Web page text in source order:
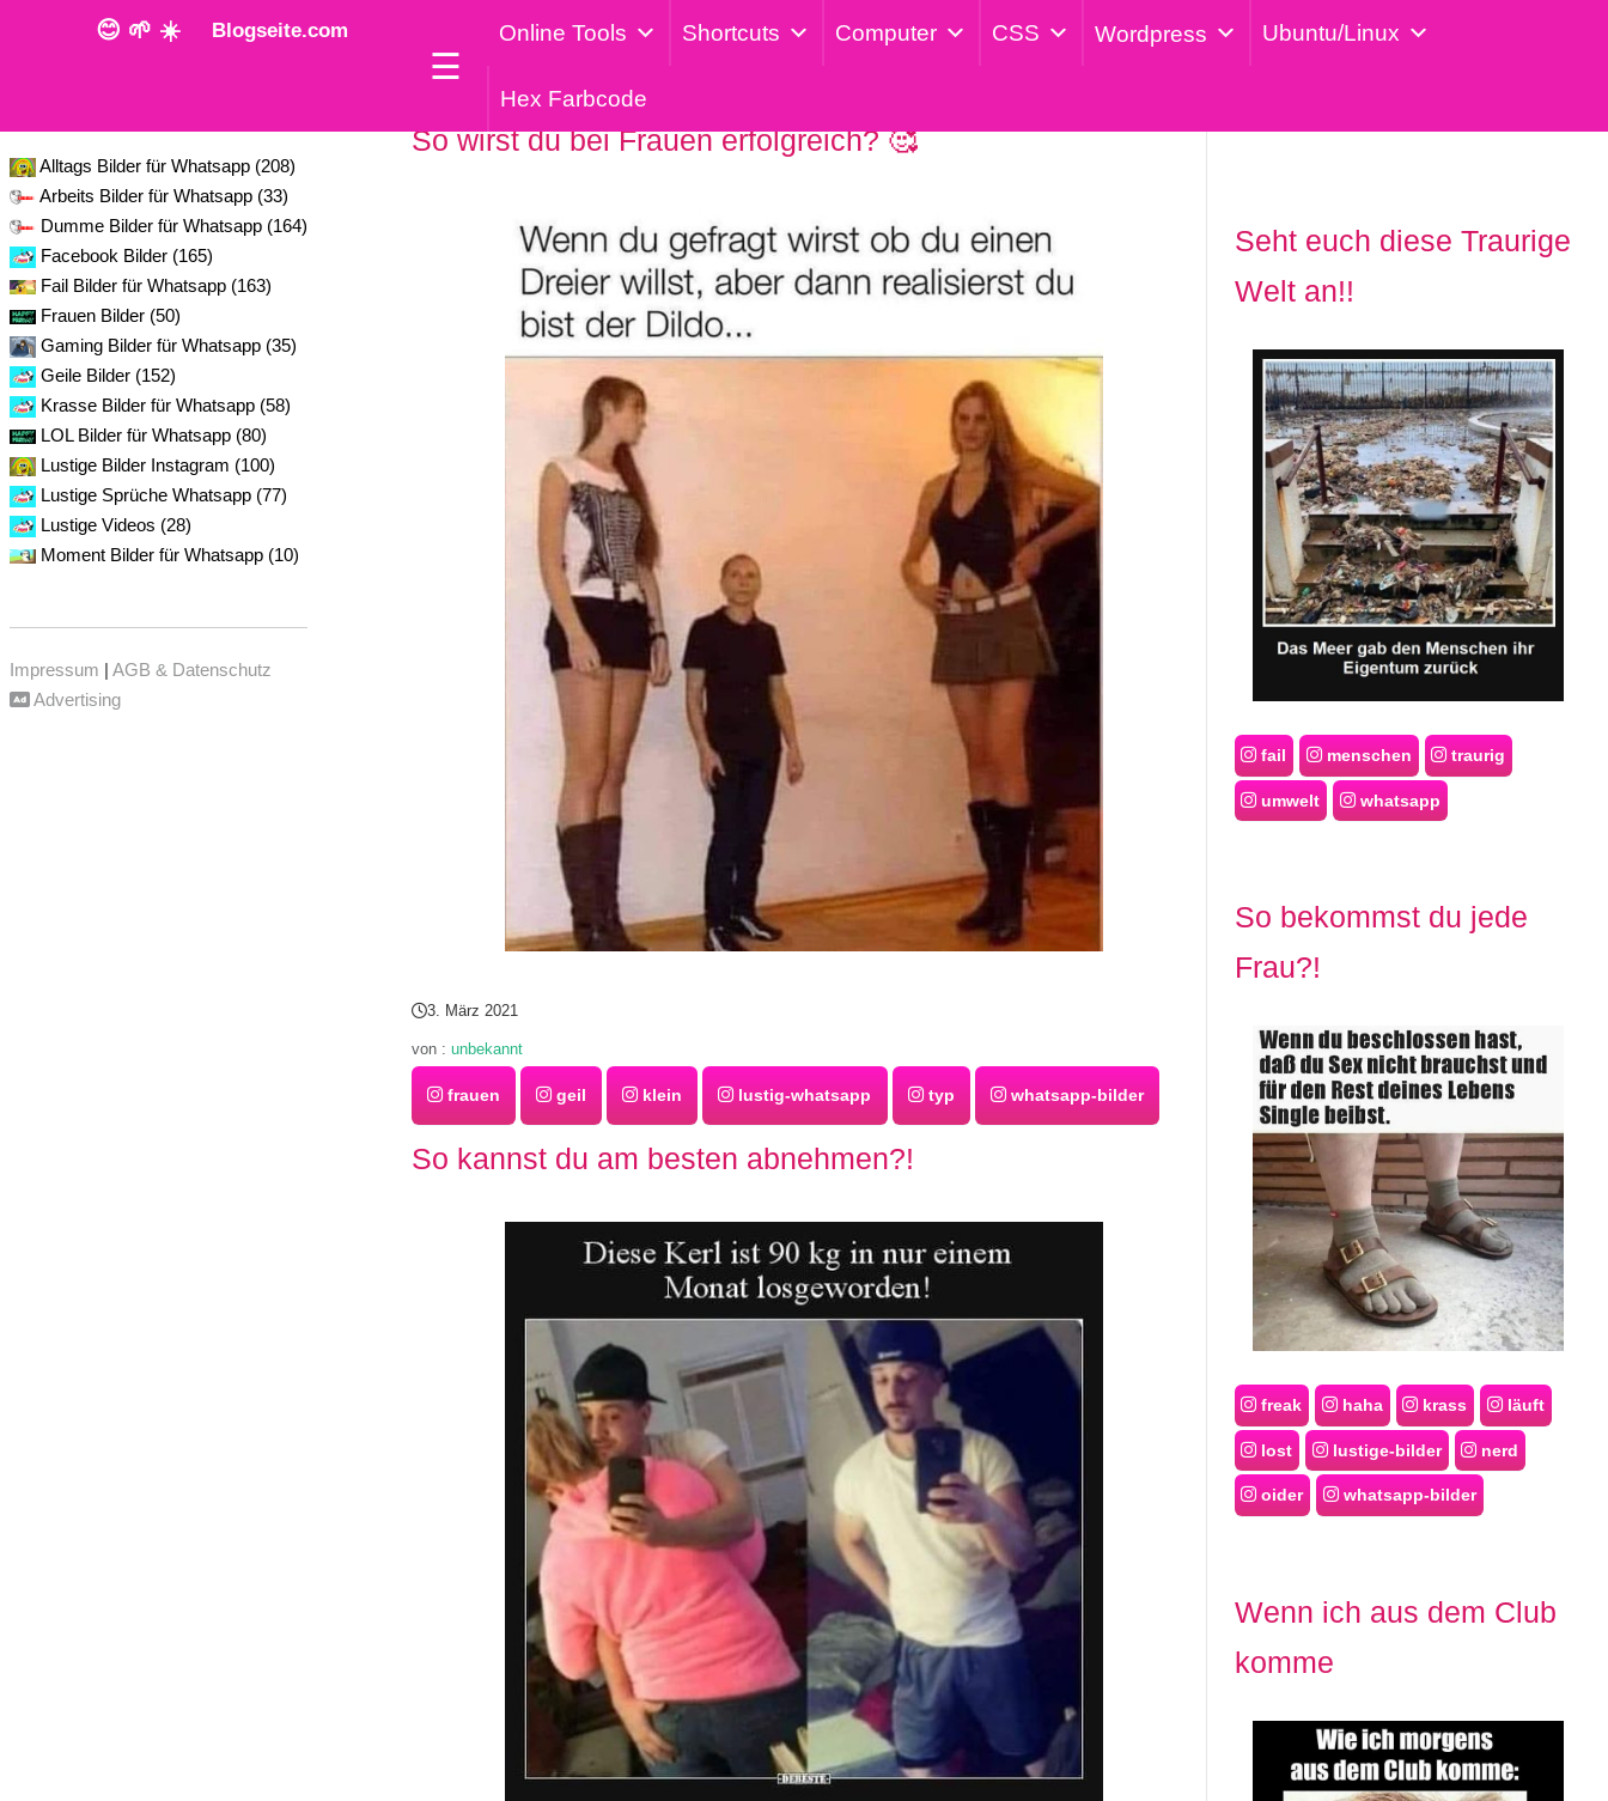
😊 🌱 ☀️ Blogseite.com
☰
Online Tools Shortcuts Computer CSS Wordpress Ubuntu/Linux
Hex Farbcode
Alltags Bilder für Whatsapp (208)
Arbeits Bilder für Whatsapp (33)
Dumme Bilder für Whatsapp (164)
Facebook Bilder (165)
Fail Bilder für Whatsapp (163)
Frauen Bilder (50)
Gaming Bilder für Whatsapp (35)
Geile Bilder (152)
Krasse Bilder für Whatsapp (58)
LOL Bilder für Whatsapp (80)
Lustige Bilder Instagram (100)
Lustige Sprüche Whatsapp (77)
Lustige Videos (28)
Moment Bilder für Whatsapp (10)
Impressum | AGB & Datenschutz
Advertising
So wirst du bei Frauen erfolgreich? 🥰
3. März 2021
von : unbekannt
frauen geil klein lustig-whatsapp typ whatsapp-bilder
So kannst du am besten abnehmen?!
Seht euch diese Traurige
Welt an!!
fail menschen traurig
umwelt whatsapp
So bekommst du jede
Frau?!
freak haha krass läuft
lost lustige-bilder nerd
oider whatsapp-bilder
Wenn ich aus dem Club
komme